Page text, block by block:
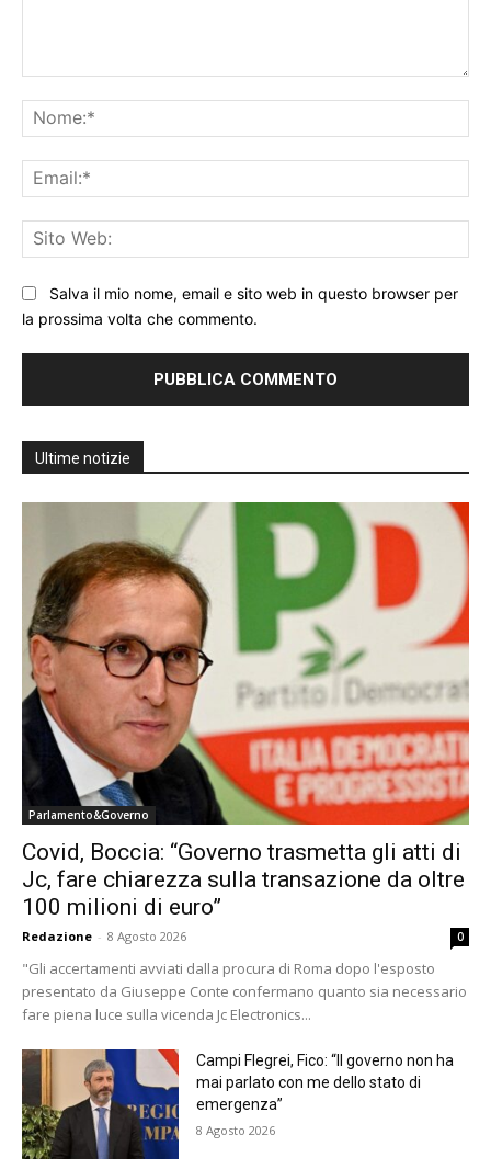
Salva il mio nome, email e sito web in questo browser per
la prossima volta che commento.
Ultime notizie
Parlamento&Governo
Covid, Boccia: “Governo trasmetta gli atti di
Jc, fare chiarezza sulla transazione da oltre
100 milioni di euro”
Redazione - 8 Agosto 2026 0
"Gli accertamenti avviati dalla procura di Roma dopo l'esposto
presentato da Giuseppe Conte confermano quanto sia necessario
fare piena luce sulla vicenda Jc Electronics...
Campi Flegrei, Fico: “Il governo non ha
mai parlato con me dello stato di
emergenza”
8 Agosto 2026